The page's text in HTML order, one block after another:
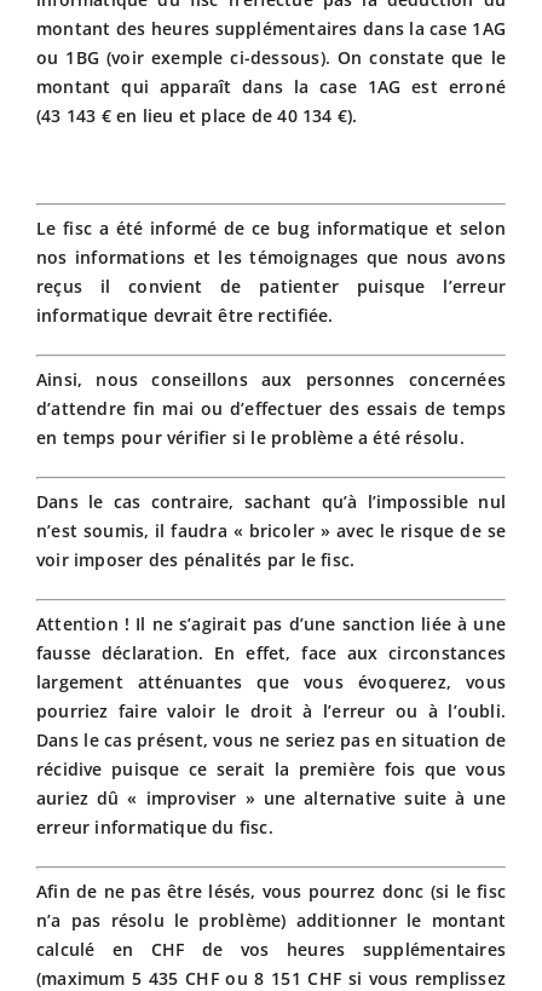
montant des heures supplémentaires dans la case 1AG
ou 1BG (voir exemple ci-dessous). On constate que le
montant qui apparaît dans la case 1AG est erroné
(43 143 € en lieu et place de 40 134 €).
Le fisc a été informé de ce bug informatique et selon
nos informations et les témoignages que nous avons
reçus il convient de patienter puisque l’erreur
informatique devrait être rectifiée.
Ainsi, nous conseillons aux personnes concernées
d’attendre fin mai ou d’effectuer des essais de temps
en temps pour vérifier si le problème a été résolu.
Dans le cas contraire, sachant qu’à l’impossible nul
n’est soumis, il faudra « bricoler » avec le risque de se
voir imposer des pénalités par le fisc.
Attention ! Il ne s’agirait pas d’une sanction liée à une
fausse déclaration. En effet, face aux circonstances
largement atténuantes que vous évoquerez, vous
pourriez faire valoir le droit à l’erreur ou à l’oubli.
Dans le cas présent, vous ne seriez pas en situation de
récidive puisque ce serait la première fois que vous
auriez dû « improviser » une alternative suite à une
erreur informatique du fisc.
Afin de ne pas être lésés, vous pourrez donc (si le fisc
n’a pas résolu le problème) additionner le montant
calculé en CHF de vos heures supplémentaires
(maximum 5 435 CHF ou 8 151 CHF si vous remplissez